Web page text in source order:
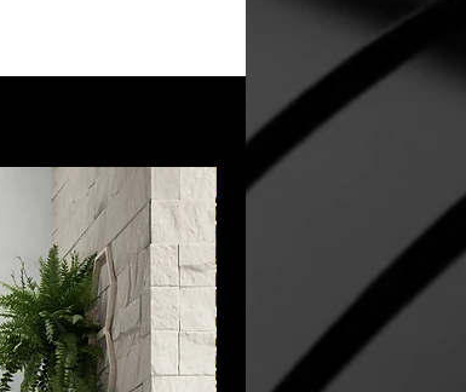
New Arrival